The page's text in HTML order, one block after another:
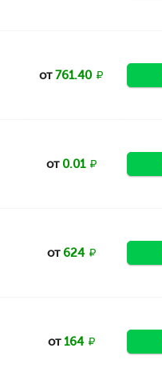
от761.40
от 0.01
от624
от164